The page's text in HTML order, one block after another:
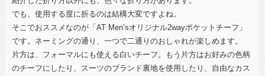
でも、使用する度に折るのは結構大変ですよね。
そこでおススメなのが「AT Men’sオリジナル2wayポケットチーフ」
です。ネーミングの通り、一つで二通りのおしゃれが楽しめます。
片方は、フォーマルにも使える白いチーフ。もう片方はお好みの色柄
のチーフにしたり、スーツのブランド裏地を使用したり、自由なカス